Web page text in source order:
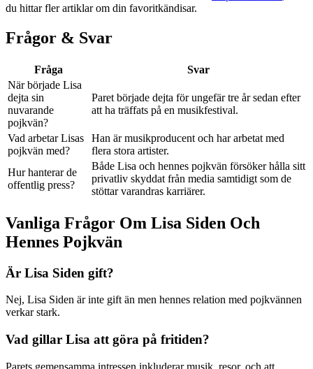
du hittar fler artiklar om din favoritkändisar.
Frågor & Svar
Fråga
Svar
När började Lisa
dejta sin
nuvarande
pojkvän?
Paret började dejta för ungefär tre år sedan efter
att ha träffats på en musikfestival.
Vad arbetar Lisas
pojkvän med?
Han är musikproducent och har arbetat med
flera stora artister.
Hur hanterar de
offentlig press?
Både Lisa och hennes pojkvän försöker hålla sitt
privatliv skyddat från media samtidigt som de
stöttar varandras karriärer.
Vanliga Frågor Om Lisa Siden Och
Hennes Pojkvän
Är Lisa Siden gift?
Nej, Lisa Siden är inte gift än men hennes relation med pojkvännen
verkar stark.
Vad gillar Lisa att göra på fritiden?
Parets gemensamma intressen inkluderar musik, resor, och att